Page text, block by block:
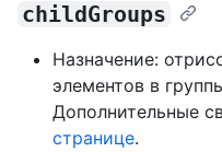
childGroups
Назначение:
элементов в
Дополнительные
странице.